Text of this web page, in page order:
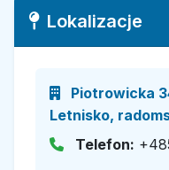
Lokalizacje
Piotrowicka
Letnisko,
Telefon: